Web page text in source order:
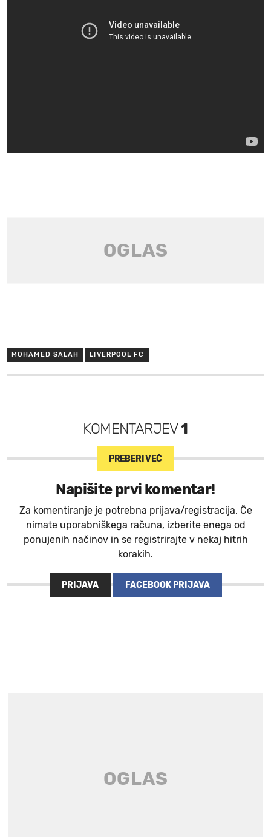
MOHAMED SALAH LIVERPOOL FC
KOMENTARJEV1
PREBERI VEČ
Napišite prvi komentar!
Za komentiranje je potrebna prijava/registracija. Če
nimate uporabniškega računa, izberite enega od
ponujenih načinov in se registrirajte v nekaj hitrih
korakih.
PRIJAVA FACEBOOK PRIJAVA